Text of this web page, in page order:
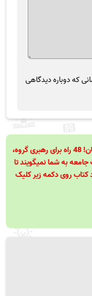
که دوباره دیدگاهی
48 قانون قدرت! 48 فرمول برای تسلط کامل بر اطرافیانتان! 48 راه برای رهبری گروه،
و بزرگ جامعه به شما نمیگویند تا
کتاب روی دکمه زیر کلیک